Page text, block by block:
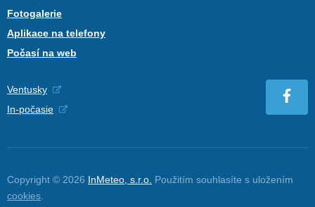
Fotogalerie
Aplikace na telefony
Počasí na web
Ventusky
In-počasie
Copyright © 2026 InMeteo, s.r.o. Použitím souhlasíte s uložením
cookies